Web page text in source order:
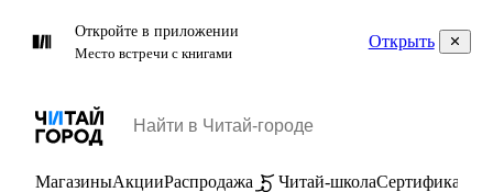
Откройте в приложении
Место встречи с книгами
Открыть
МагазиныАкцииРаспродажа Читай-школаСертификаты